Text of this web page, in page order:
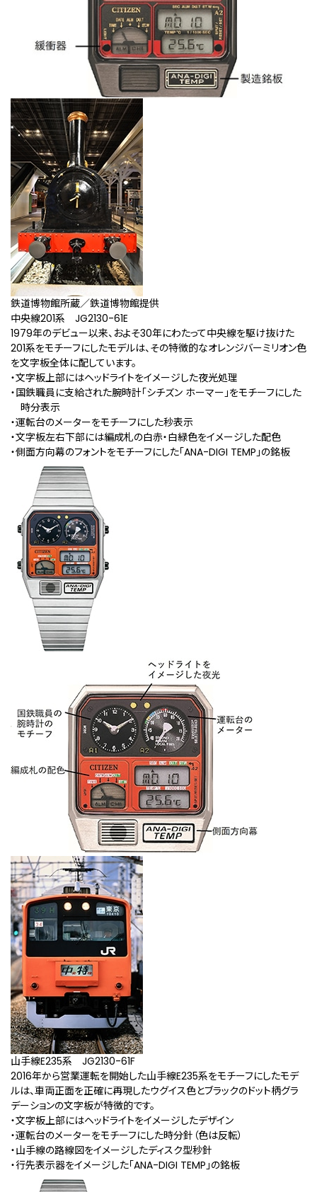
鉄道博物館所蔵／鉄道博物館提供
中央線201系 JG2130-61E
1979年のデビュー以来、およそ30年にわたって中央線を駆け抜けた
201系をモチーフにしたモデルは、その特徴的なオレンジバーミリオン色
を文字板全体に配しています。
・文字板上部にはヘッドライトをイメージした夜光処理
・国鉄職員に支給された腕時計「シチズン ホーマー」をモチーフにした
時分表示
・運転台のメーターをモチーフにした秒表示
・文字板左右下部には編成札の白赤・白緑色をイメージした配色
・側面方向幕のフォントをモチーフにした「ANA-DIGI TEMP」の銘板
山手線E235系 JG2130-61F
2016年から営業運転を開始した山手線E235系をモチーフにしたモデ
ルは、車両正面を正確に再現したウグイス色とブラックのドット柄グラ
デーションの文字板が特徴的です。
・文字板上部にはヘッドライトをイメージしたデザイン
・運転台のメーターをモチーフにした時分針（色は反転）
・山手線の路線図をイメージしたディスク型秒針
・行先表示器をイメージした「ANA-DIGI TEMP」の銘板